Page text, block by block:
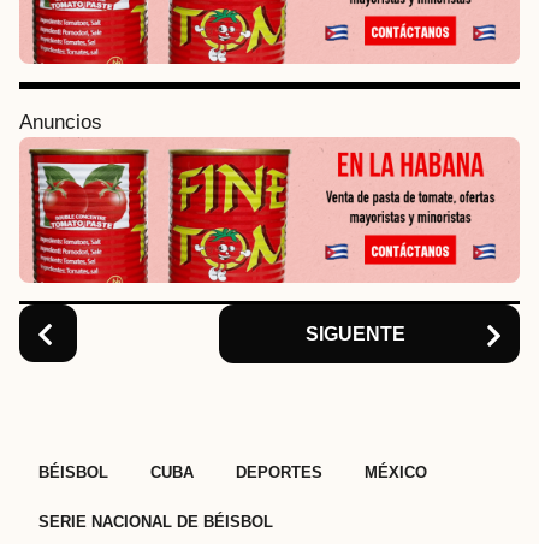
Anuncios
P
a
g
i
n
a
o
n
SIGUENTE
BÉISBOL CUBA DEPORTES MÉXICO
SERIE NACIONAL DE BÉISBOL